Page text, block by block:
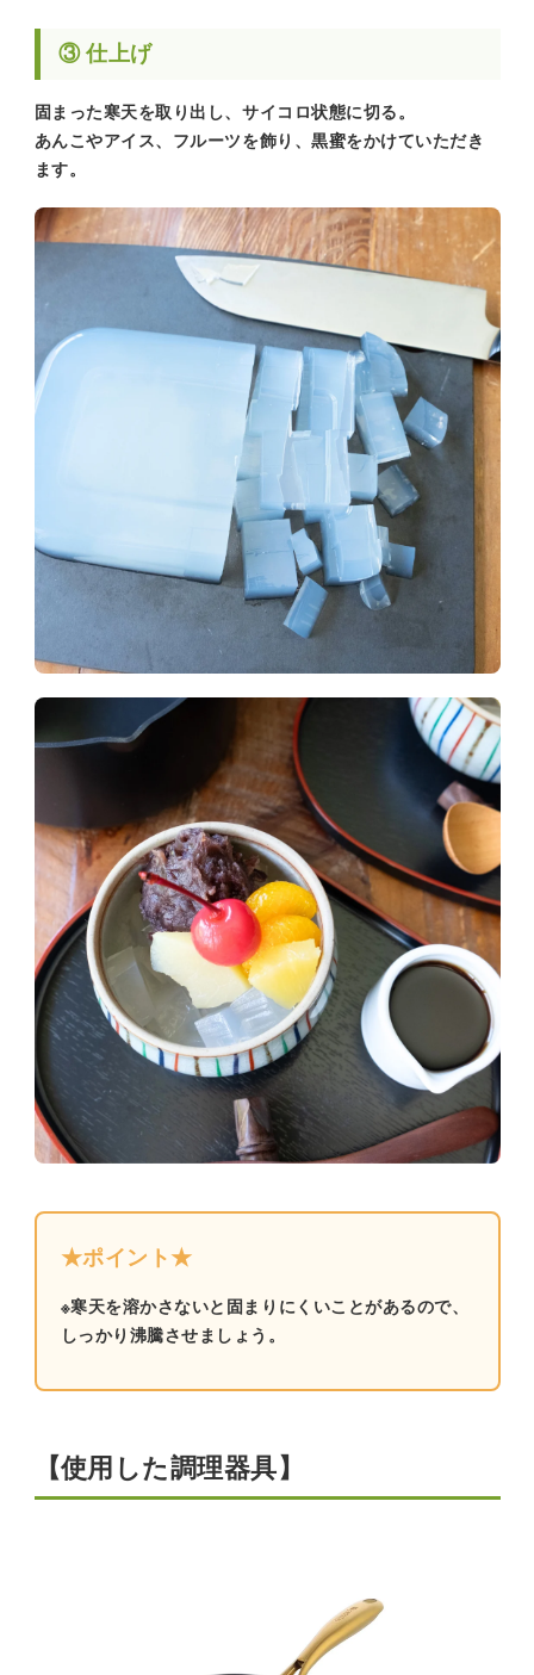
③ 仕上げ
固まった寒天を取り出し、サイコロ状態に切る。
あんこやアイス、フルーツを飾り、黒蜜をかけていただき
ます。
★ポイント★
※寒天を溶かさないと固まりにくいことがあるので、
しっかり沸騰させましょう。
【使用した調理器具】